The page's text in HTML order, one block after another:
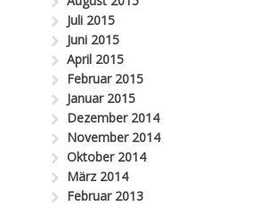
Juli 2015
Juni 2015
April 2015
Februar 2015
Januar 2015
Dezember 2014
November 2014
Oktober 2014
März 2014
Februar 2013